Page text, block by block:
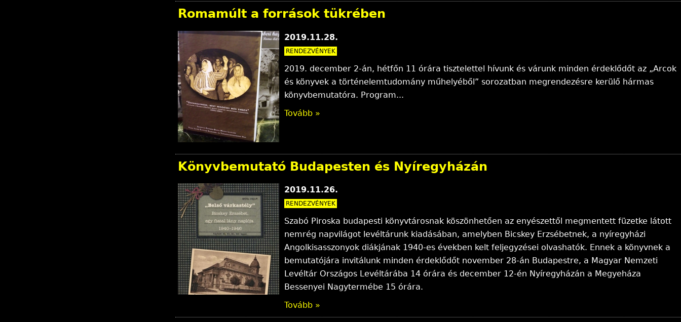
Romamúlt a források tükrében
2019.11.28.
RENDEZVÉNYEK
2019. december 2-án, hétfőn 11 órára tisztelettel hívunk és várunk minden érdeklődőt az „Arcok
és könyvek a történelemtudomány műhelyéből” sorozatban megrendezésre kerülő hármas
könyvbemutatóra. Program...
Tovább »
Könyvbemutató Budapesten és Nyíregyházán
2019.11.26.
RENDEZVÉNYEK
Szabó Piroska budapesti könyvtárosnak köszönhetően az enyészettől megmentett füzetke látott
nemrég napvilágot levéltárunk kiadásában, amelyben Bicskey Erzsébetnek, a nyíregyházi
Angolkisasszonyok diákjának 1940-es években kelt feljegyzései olvashatók. Ennek a könyvnek a
bemutatójára invitálunk minden érdeklődőt november 28-án Budapestre, a Magyar Nemzeti
Levéltár Országos Levéltárába 14 órára és december 12-én Nyíregyházán a Megyeháza
Bessenyei Nagytermébe 15 órára.
Tovább »